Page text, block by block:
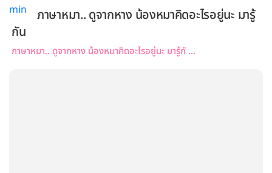
ภาษาหมา.. ดูจากหาง น้องหมาคิดอะไรอยู่นะ มารู้
กัน
ภาษาหมา.. ดูจากหาง น้องหมาคิดอะไรอยู่นะ มารู้กั ...